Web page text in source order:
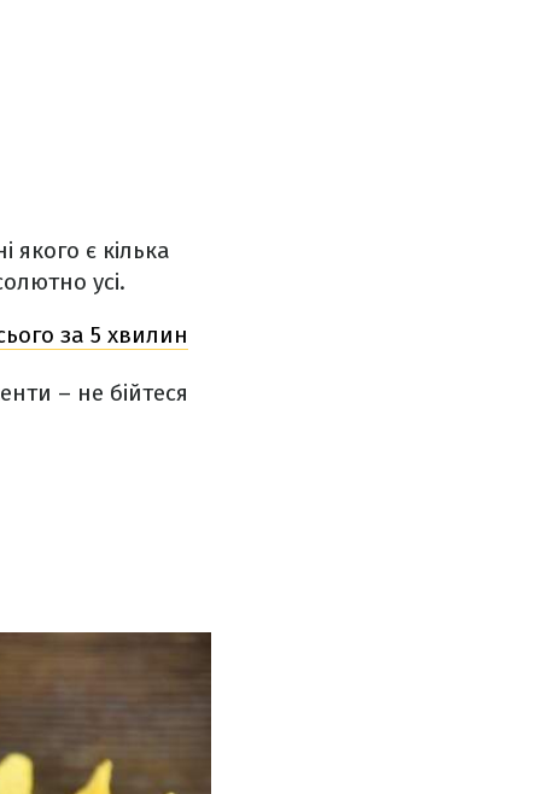
якого є кілька
усі.
за 5 хвилин
– не бійтеся